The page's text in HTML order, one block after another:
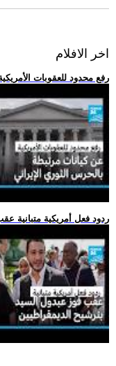
اخر الافلام
.. رفع محدود للعقوبات
.. ردود فعل أمريكية متبانية